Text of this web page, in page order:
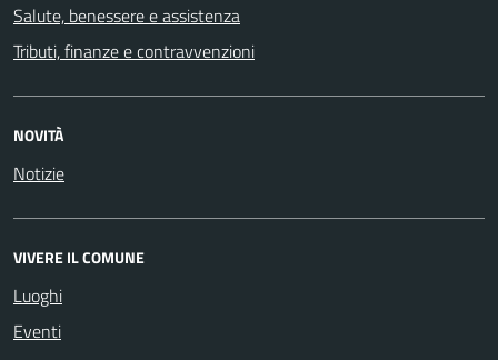
Salute, benessere e assistenza
Tributi, finanze e contravvenzioni
NOVITÀ
Notizie
VIVERE IL COMUNE
Luoghi
Eventi